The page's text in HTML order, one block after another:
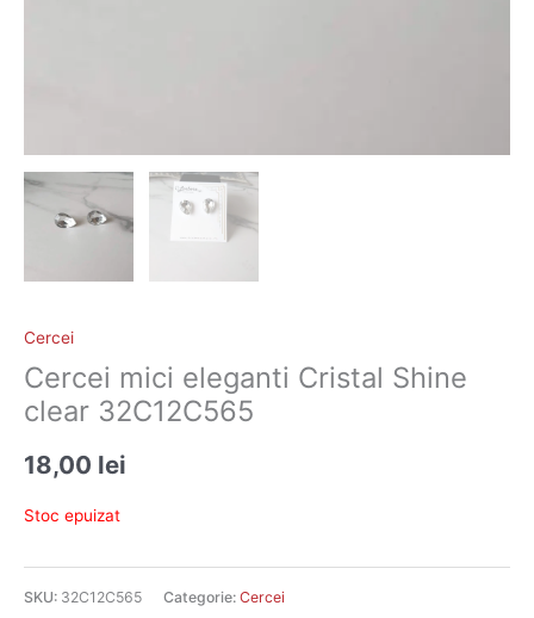
Cercei
Cercei mici eleganti Cristal Shine
clear 32C12C565
18,00 lei
Stoc epuizat
SKU: 32C12C565 Categorie: Cercei